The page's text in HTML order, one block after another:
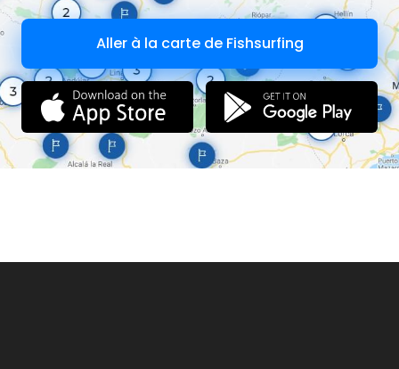
Aller à la carte de Fishsurfing